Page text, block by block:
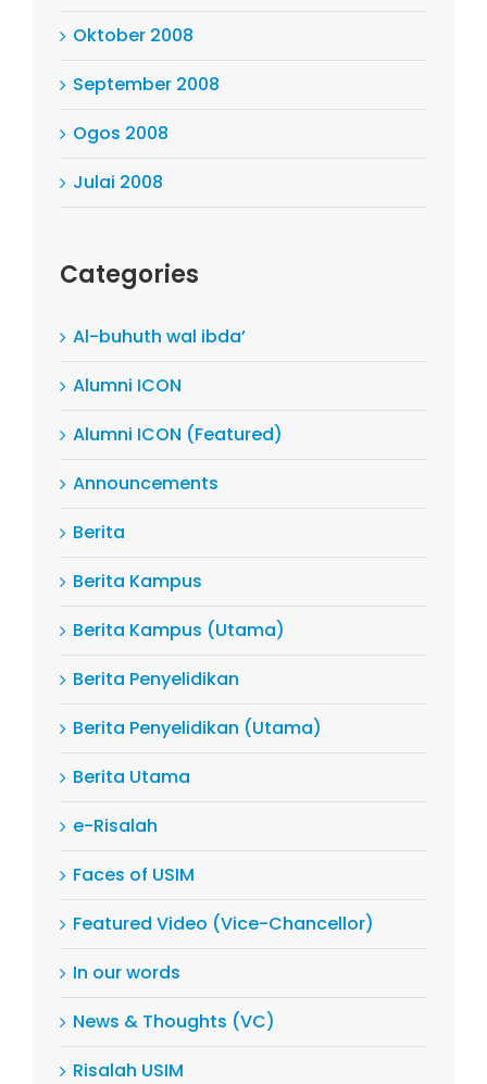
Oktober 2008
September 2008
Ogos 2008
Julai 2008
Categories
Al-buhuth wal ibda’
Alumni ICON
Alumni ICON (Featured)
Announcements
Berita
Berita Kampus
Berita Kampus (Utama)
Berita Penyelidikan
Berita Penyelidikan (Utama)
Berita Utama
e-Risalah
Faces of USIM
Featured Video (Vice-Chancellor)
In our words
News & Thoughts (VC)
Risalah USIM